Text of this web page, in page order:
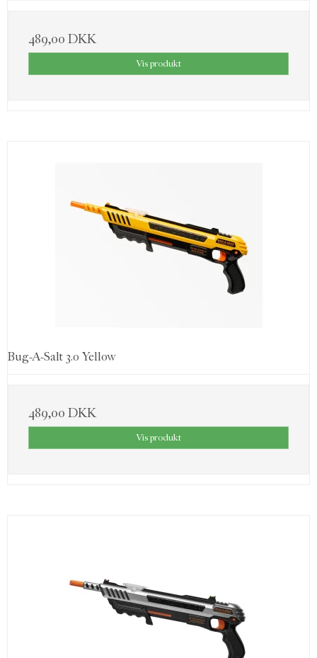
489,00 DKK
Vis produkt
Bug-A-Salt 3.0 Yellow
489,00 DKK
Vis produkt